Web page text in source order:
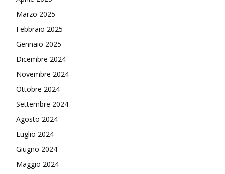
Marzo 2025
Febbraio 2025
Gennaio 2025
Dicembre 2024
Novembre 2024
Ottobre 2024
Settembre 2024
Agosto 2024
Luglio 2024
Giugno 2024
Maggio 2024